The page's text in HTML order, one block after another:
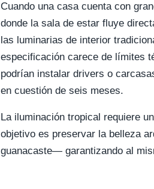
Cuando una casa cuenta con
donde la sala de estar fluye
las luminarias de interior
especificación carece de límites
podrían instalar drivers o
en cuestión de seis meses.
La iluminación tropical requiere
objetivo es preservar la belleza
guanacaste— garantizando al